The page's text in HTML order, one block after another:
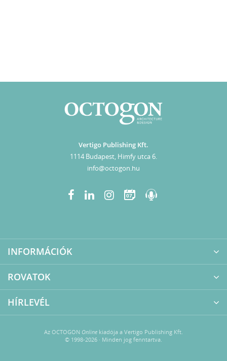
Vertigo Publishing Kft.
1114 Budapest, Himfy utca 6.
info@octogon.hu
07
INFORMÁCIÓK
ROVATOK
HÍRLEVÉL
Az OCTOGON Online kiadója a Vertigo Publishing Kft.
© 1998-2026 · Minden jog fenntartva.